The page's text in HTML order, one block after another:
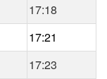
17:18
17:21
17:23